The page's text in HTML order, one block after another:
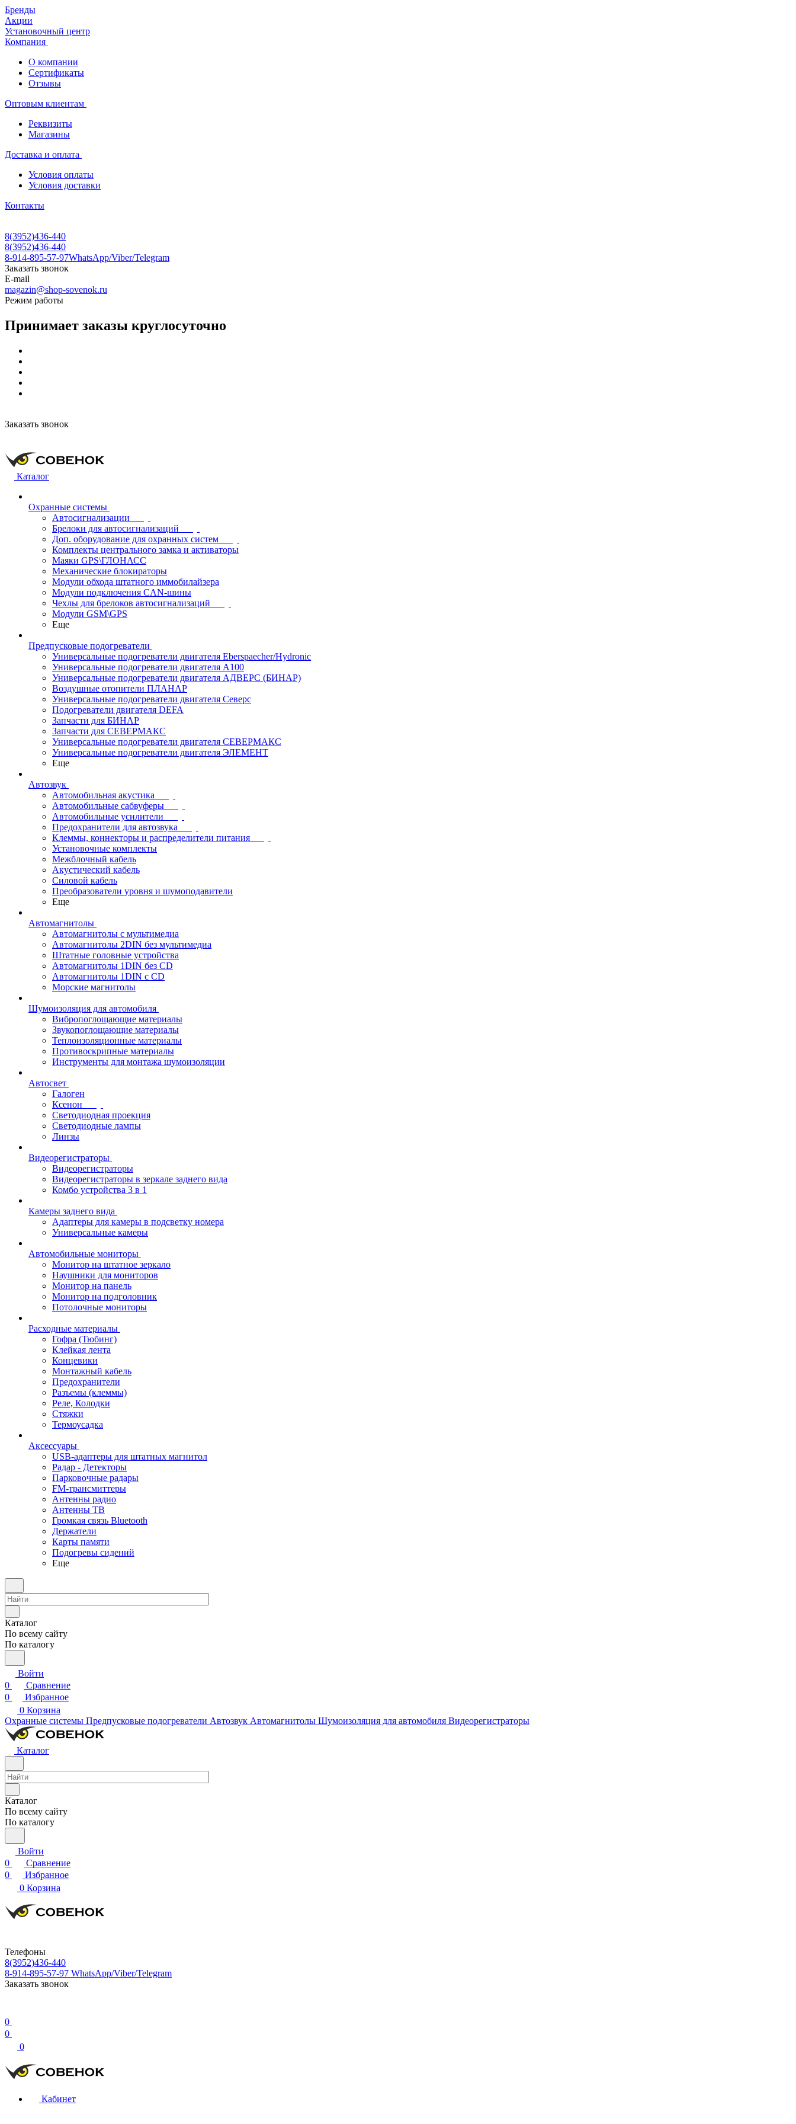
Бренды
Акции
Установочный центр
Компания
О компании
Сертификаты
Отзывы
Оптовым клиентам
Реквизиты
Магазины
Доставка и оплата
Условия оплаты
Условия доставки
Контакты
8(3952)436-440
8(3952)436-440
8-914-895-57-97WhatsApp/Viber/Telegram
Заказать звонок
E-mail
magazin@shop-sovenok.ru
Режим работы
Принимает заказы круглосуточно
Заказать звонок
Каталог
Охранные системы
Автосигнализации
Брелоки для автосигнализаций
Доп. оборудование для охранных систем
Комплекты центрального замка и активаторы
Маяки GPS\ГЛОНАСС
Механические блокираторы
Модули обхода штатного иммобилайзера
Модули подключения CAN-шины
Чехлы для брелоков автосигнализаций
Модули GSM\GPS
Еще
Предпусковые подогреватели
Универсальные подогреватели двигателя Eberspaecher/Hydronic
Универсальные подогреватели двигателя A100
Универсальные подогреватели двигателя АДВЕРС (БИНАР)
Воздушные отопители ПЛАНАР
Универсальные подогреватели двигателя Северс
Подогреватели двигателя DEFA
Запчасти для БИНАР
Запчасти для СЕВЕРМАКС
Универсальные подогреватели двигателя СЕВЕРМАКС
Универсальные подогреватели двигателя ЭЛЕМЕНТ
Еще
Автозвук
Автомобильная акустика
Автомобильные сабвуферы
Автомобильные усилители
Предохранители для автозвука
Клеммы, коннекторы и распределители питания
Установочные комплекты
Межблочный кабель
Акустический кабель
Силовой кабель
Преобразователи уровня и шумоподавители
Еще
Автомагнитолы
Автомагнитолы с мультимедиа
Автомагнитолы 2DIN без мультимедиа
Штатные головные устройства
Автомагнитолы 1DIN без CD
Автомагнитолы 1DIN с CD
Морские магнитолы
Шумоизоляция для автомобиля
Вибропоглощающие материалы
Звукопоглощающие материалы
Теплоизоляционные материалы
Противоскрипные материалы
Инструменты для монтажа шумоизоляции
Автосвет
Галоген
Ксенон
Светодиодная проекция
Светодиодные лампы
Линзы
Видеорегистраторы
Видеорегистраторы
Видеорегистраторы в зеркале заднего вида
Комбо устройства 3 в 1
Камеры заднего вида
Адаптеры для камеры в подсветку номера
Универсальные камеры
Автомобильные мониторы
Монитор на штатное зеркало
Наушники для мониторов
Монитор на панель
Монитор на подголовник
Потолочные мониторы
Расходные материалы
Гофра (Тюбинг)
Клейкая лента
Концевики
Монтажный кабель
Предохранители
Разъемы (клеммы)
Реле, Колодки
Стяжки
Термоусадка
Аксессуары
USB-адаптеры для штатных магнитол
Радар - Детекторы
Парковочные радары
FM-трансмиттеры
Антенны радио
Антенны ТВ
Громкая связь Bluetooth
Держатели
Карты памяти
Подогревы сидений
Еще
Каталог
По всему сайту
По каталогу
Войти
0
Сравнение
0
Избранное
0 Корзина
Охранные системы Предпусковые подогреватели Автозвук Автомагнитолы Шумоизоляция для автомобиля Видеорегистраторы
Каталог
Каталог
По всему сайту
По каталогу
Войти
0
Сравнение
0
Избранное
0 Корзина
Телефоны
8(3952)436-440
8-914-895-57-97 WhatsApp/Viber/Telegram
Заказать звонок
0
0
0
Кабинет